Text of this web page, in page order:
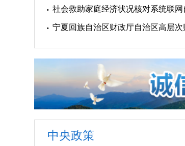
社会救助家庭经济状况核对系统联
中央政策